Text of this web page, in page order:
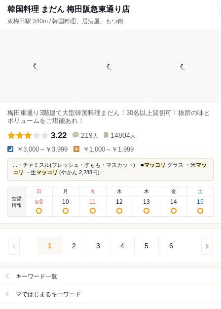
韓国料理 まだん 梅田阪急東通り店
東梅田駅 340m / 韓国料理、居酒屋、もつ鍋
梅田東通り3階建て大型韓国料理まだん！30名以上貸切可！抜群の味と
ボリュームをご堪能あれ！
3.22 219 人 14804 人
￥3,000～￥3,999 ￥1,000～￥1,999
...・チャミスル(フレッシュ・すもも・マスカット) ■マッコリ グラス ・米マッ
コリ
・生マッコリ (やかん 2,288円)...
空席
情報
日
8/9
月
10
火
11
水
12
木
13
金
14
土
15
1 2 3 4 5 6
キーワード一覧
マではじまるキーワード